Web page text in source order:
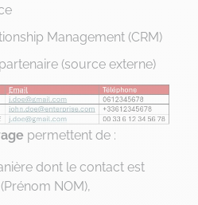
Management (CRM)
(source externe)
permettent de :
dont le contact est
NOM),